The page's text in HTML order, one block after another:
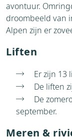
avontuur.
droombeeld van
Alpen zijn er
Liften
Er zijn 13
De liften
De
september.
Meren &